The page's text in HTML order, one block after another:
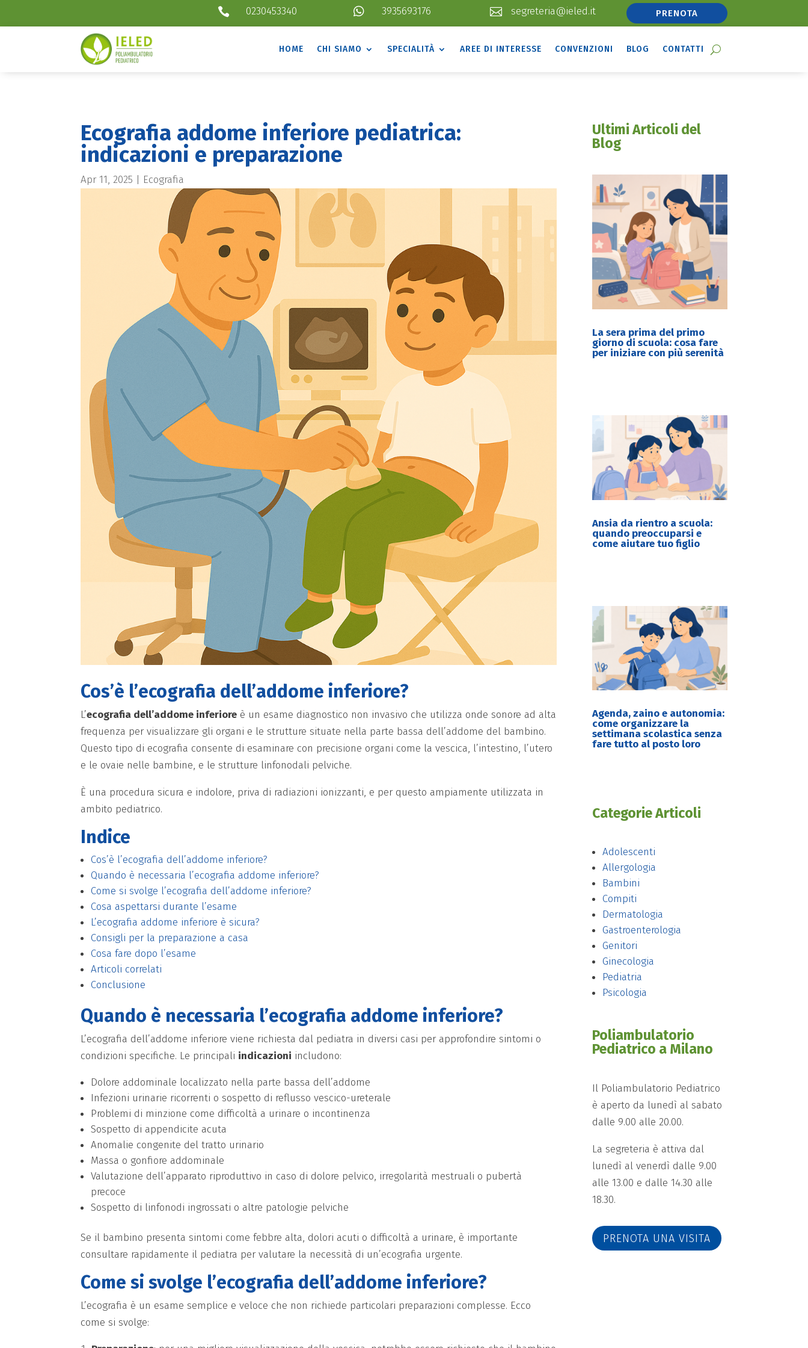
 0230453340  3935693176  segreteria@ieled.it PRENOTA
HOME CHI SIAMO SPECIALITÀ AREE DI INTERESSE CONVENZIONI BLOG CONTATTI
Ecografia addome inferiore pediatrica:
indicazioni e preparazione
Apr 11, 2025 Ecografia
Cos’è l’ecografia dell’addome inferiore?
L’ecografia dell’addome inferiore è un esame diagnostico non invasivo che utilizza onde sonore ad alta
frequenza per visualizzare gli organi e le strutture situate nella parte bassa dell’addome del bambino.
Questo tipo di ecografia consente di esaminare con precisione organi come la vescica, l’intestino, l’utero
e le ovaie nelle bambine, e le strutture linfonodali pelviche.
È una procedura sicura e indolore, priva di radiazioni ionizzanti, e per questo ampiamente utilizzata in
ambito pediatrico.
Indice
Cos’è l’ecografia dell’addome inferiore?
Quando è necessaria l’ecografia addome inferiore?
Come si svolge l’ecografia dell’addome inferiore?
Cosa aspettarsi durante l’esame
L’ecografia addome inferiore è sicura?
Consigli per la preparazione a casa
Cosa fare dopo l’esame
Articoli correlati
Conclusione
Quando è necessaria l’ecografia addome inferiore?
L’ecografia dell’addome inferiore viene richiesta dal pediatra in diversi casi per approfondire sintomi o
condizioni specifiche. Le principali indicazioni includono:
Dolore addominale localizzato nella parte bassa dell’addome
Infezioni urinarie ricorrenti o sospetto di reflusso vescico-ureterale
Problemi di minzione come difficoltà a urinare o incontinenza
Sospetto di appendicite acuta
Anomalie congenite del tratto urinario
Massa o gonfiore addominale
Valutazione dell’apparato riproduttivo in caso di dolore pelvico, irregolarità mestruali o pubertà
precoce
Sospetto di linfonodi ingrossati o altre patologie pelviche
Se il bambino presenta sintomi come febbre alta, dolori acuti o difficoltà a urinare, è importante
consultare rapidamente il pediatra per valutare la necessità di un’ecografia urgente.
Come si svolge l’ecografia dell’addome inferiore?
L’ecografia è un esame semplice e veloce che non richiede particolari preparazioni complesse. Ecco
come si svolge:
Ultimi Articoli del
Blog
La sera prima del primo
giorno di scuola: cosa fare
per iniziare con più serenità
Ansia da rientro a scuola:
quando preoccuparsi e
come aiutare tuo figlio
Agenda, zaino e autonomia:
come organizzare la
settimana scolastica senza
fare tutto al posto loro
Categorie Articoli
Adolescenti
Allergologia
Bambini
Compiti
Dermatologia
Gastroenterologia
Genitori
Ginecologia
Pediatria
Psicologia
Poliambulatorio
Pediatrico a Milano
Il Poliambulatorio Pediatrico
è aperto da lunedì al sabato
dalle 9.00 alle 20.00.
La segreteria è attiva dal
lunedì al venerdì dalle 9.00
alle 13.00 e dalle 14.30 alle
18.30.
PRENOTA UNA VISITA